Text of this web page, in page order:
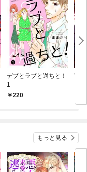
デブとラブと過ちと！
1
220
龍
もっと見る